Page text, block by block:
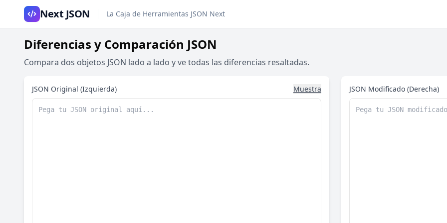
Next JSON La Caja de Herramientas JSON Next
Diferencias y Comparación JSON
Compara dos objetos JSON lado a lado y ve todas las diferencias resaltadas.
JSON Original (Izquierda) Muestra JSON Modificado (Derecha)